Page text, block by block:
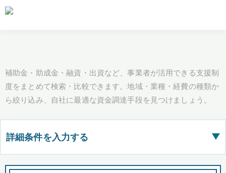
補助金・助成金・融資・出資など、事業者が活用できる支援制
度をまとめて検索・比較できます。地域・業種・経費の種類か
ら絞り込み、自社に最適な資金調達手段を見つけましょう。
詳細条件を入力する ▶
都道府県